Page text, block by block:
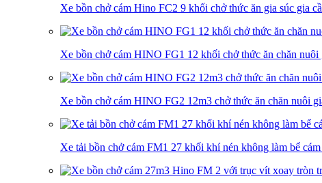
Xe bồn chở cám Hino FC2 9 khối chở thức ăn gia súc gia
Xe bồn chở cám HINO FG1 12 khối chở thức ăn chăn nuôi
Xe bồn chở cám HINO FG2 12m3 chở thức ăn chăn nuôi
Xe tải bồn chở cám FM1 27 khối khí nén không làm bể